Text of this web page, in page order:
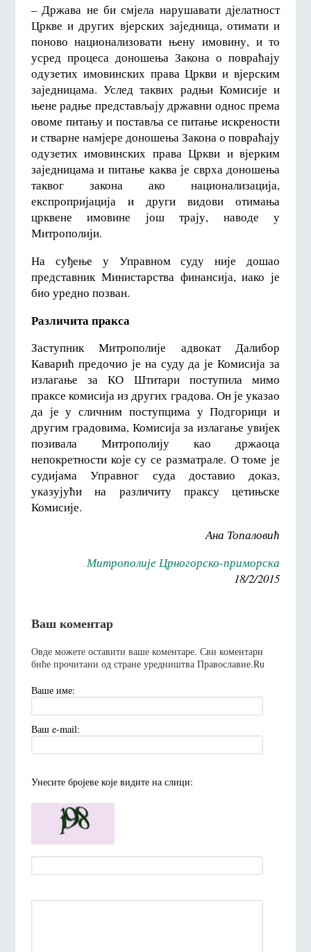
– Држава не би смјела нарушавати дјелатност
Цркве и других вјерских заједница, отимати и
поново национализовати њену имовину, и то
усред процеса доношења Закона о повраћају
одузетих имовинских права Цркви и вјерским
заједницама. Услед таквих радњи Комисије и
њене радње представљају државни однос према
овоме питању и поставља се питање искрености
и стварне намјере доношења Закона о повраћају
одузетих имовинских права Цркви и вјерким
заједницама и питање каква је сврха доношења
таквог закона ако национализација,
експропријација и други видови отимања
црквене имовине још трају, наводе у
Митрополији.
На суђење у Управном суду није дошао
представник Министарства финансија, иако је
био уредно позван.
Различита пракса
Заступник Митрополије адвокат Далибор
Каварић предочио је на суду да је Комисија за
излагање за КО Штитари поступила мимо
праксе комисија из других градова. Он је указао
да је у сличним поступцима у Подгорици и
другим градовима, Комисија за излагање увијек
позивала Митрополију као држаоца
непокретности које су се разматрале. О томе је
судијама Управног суда доставио доказ,
указујући на различиту праксу цетињске
Комисије.
Ана Топаловић
Митрополије Црногорско-приморска
18/2/2015
Ваш коментар
Овде можете оставити ваше коментаре. Сви коментари
биће прочитани од стране уредништва Православие.Ru
Ваше име:
Ваш e-mail:
Унесите броjеве коjе видите на слици: